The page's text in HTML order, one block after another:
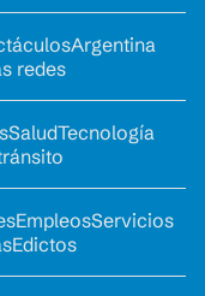
Argentina
redes
SaludTecnología
EmpleosServicios
Edictos